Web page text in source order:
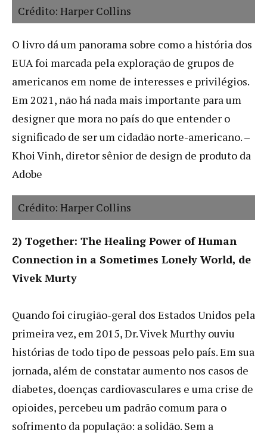
Crédito: Harper Collins
O livro dá um panorama sobre como a história dos
EUA foi marcada pela exploração de grupos de
americanos em nome de interesses e privilégios.
Em 2021, não há nada mais importante para um
designer que mora no país do que entender o
significado de ser um cidadão norte-americano. –
Khoi Vinh, diretor sênior de design de produto da
Adobe
Crédito: Harper Collins
2) Together: The Healing Power of Human
Connection in a Sometimes Lonely World, de
Vivek Murty
Quando foi cirugião-geral dos Estados Unidos pela
primeira vez, em 2015, Dr. Vivek Murthy ouviu
histórias de todo tipo de pessoas pelo país. Em sua
jornada, além de constatar aumento nos casos de
diabetes, doenças cardiovasculares e uma crise de
opioides, percebeu um padrão comum para o
sofrimento da população: a solidão. Sem a